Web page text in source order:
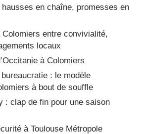
en chaîne, promesses en
Colomiers entre convivialité,
locaux
à Colomiers
: le modèle
à bout de souffle
: clap de fin pour une saison
à Toulouse Métropole